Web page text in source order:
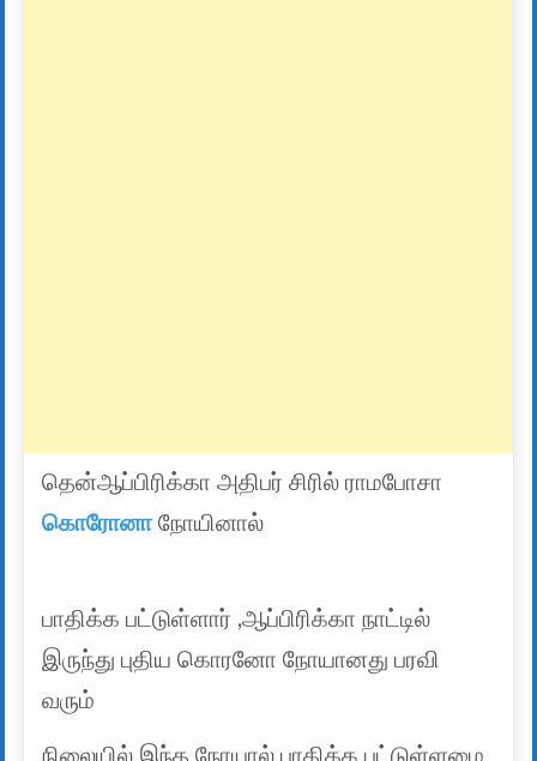
தென்ஆப்பிரிக்கா அதிபர் சிரில் ராமபோசா
கொரோனாநோயினால்
பாதிக்க பட்டுள்ளார் ,ஆப்பிரிக்கா நாட்டில்
இருந்து புதிய கொரனோ நோயானது பரவி
வரும்